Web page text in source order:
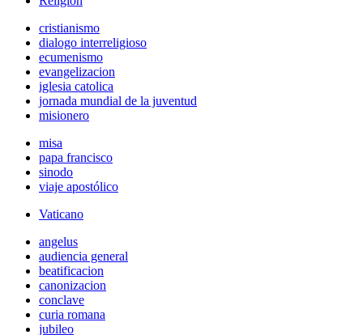
cristianismo
dialogo interreligioso
ecumenismo
evangelizacion
iglesia catolica
jornada mundial de la juventud
misionero
misa
papa francisco
sinodo
viaje apostólico
Vaticano
angelus
audiencia general
beatificacion
canonizacion
conclave
curia romana
jubileo